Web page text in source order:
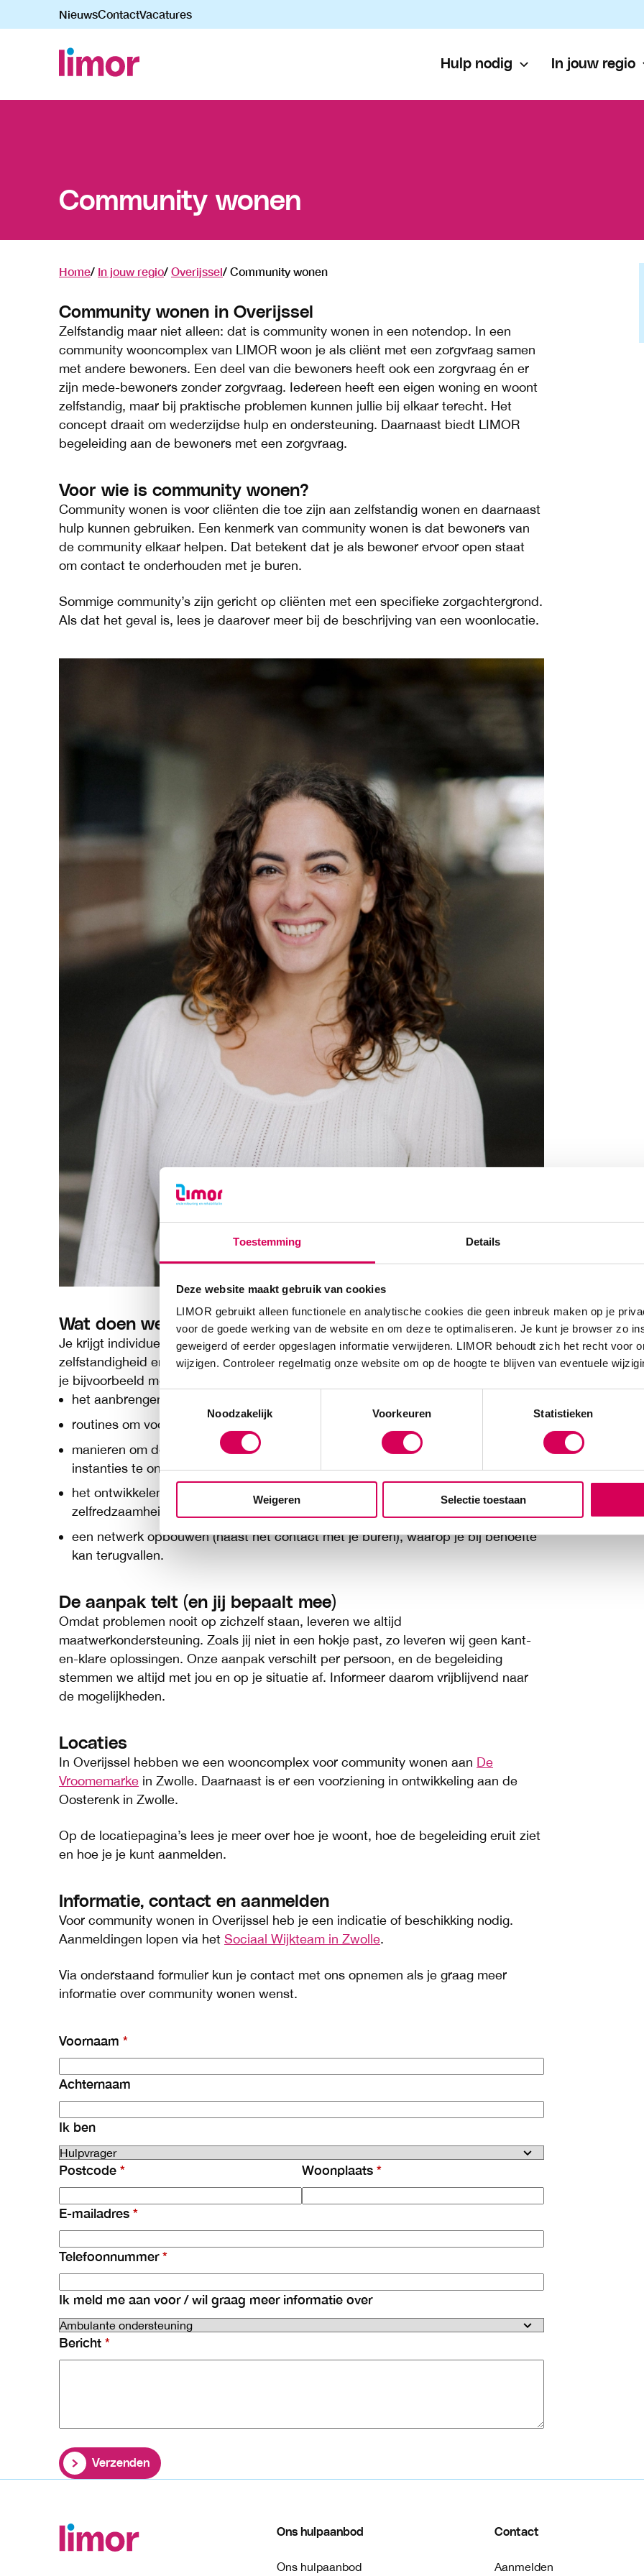
Toestemming Details
Deze website maakt gebruik van cookies
LIMOR gebruikt alleen functionele en analytische cookies die geen inbreuk maken op je
voor de goede werking van de website en om deze te optimaliseren. Je kunt je browser zo
geweigerd of eerder opgeslagen informatie verwijderen. LIMOR behoudt zich het recht voor
wijzigen. Controleer regelmatig onze website om op de hoogte te blijven van eventuele
Toestemmingsselectie
Noodzakelijk
Voorkeuren Statistieken
Weigeren Selectie toestaan
Navigatie
overslaan
NieuwsContactVacatures
Hulp nodig In jouw regio
Community wonen
Home In jouw regio Overijssel Community wonen
Community wonen in Overijssel
Zelfstandig maar niet alleen: dat is community wonen in een notendop. In een
community wooncomplex van LIMOR woon je als cliënt met een zorgvraag samen
met andere bewoners. Een deel van die bewoners heeft ook een zorgvraag én er
zijn mede-bewoners zonder zorgvraag. Iedereen heeft een eigen woning en woont
zelfstandig, maar bij praktische problemen kunnen jullie bij elkaar terecht. Het
concept draait om wederzijdse hulp en ondersteuning. Daarnaast biedt LIMOR
begeleiding aan de bewoners met een zorgvraag.
Voor wie is community wonen?
Community wonen is voor cliënten die toe zijn aan zelfstandig wonen en daarnaast
hulp kunnen gebruiken. Een kenmerk van community wonen is dat bewoners van
de community elkaar helpen. Dat betekent dat je als bewoner ervoor open staat
om contact te onderhouden met je buren.
Sommige community’s zijn gericht op cliënten met een specifieke zorgachtergrond.
Als dat het geval is, lees je daarover meer bij de beschrijving van een woonlocatie.
Wat doen we bij community wonen?
Je krijgt individuele ondersteuning van LIMOR op je weg naar (verdere)
zelfstandigheid en zelfredzaamheid. Je begeleider komt thuis bij je langs en helpt
je bijvoorbeeld met:
het aanbrengen van structuur en een passende dagindeling,
routines om voor het huishouden te zorgen,
manieren om de administratie te doen, geldzaken bij te houden en contact met
instanties te onderhouden,
het ontwikkelen van (zelf)vertrouwen, (zelf)respect, motivatie en
zelfredzaamheid,
een netwerk opbouwen (naast het contact met je buren), waarop je bij behoefte
kan terugvallen.
De aanpak telt (en jij bepaalt mee)
Omdat problemen nooit op zichzelf staan, leveren we altijd
maatwerkondersteuning. Zoals jij niet in een hokje past, zo leveren wij geen kant-
en-klare oplossingen. Onze aanpak verschilt per persoon, en de begeleiding
stemmen we altijd met jou en op je situatie af. Informeer daarom vrijblijvend naar
de mogelijkheden.
Locaties
In Overijssel hebben we een wooncomplex voor community wonen aan De
Vroomemarke in Zwolle. Daarnaast is er een voorziening in ontwikkeling aan de
Oosterenk in Zwolle.
Op de locatiepagina’s lees je meer over hoe je woont, hoe de begeleiding eruit ziet
en hoe je je kunt aanmelden.
Informatie, contact en aanmelden
Voor community wonen in Overijssel heb je een indicatie of beschikking nodig.
Aanmeldingen lopen via het Sociaal Wijkteam in Zwolle.
Via onderstaand formulier kun je contact met ons opnemen als je graag meer
informatie over community wonen wenst.
Voornaam
Achternaam
Ik ben
Postcode Woonplaats
E-mailadres
Telefoonnummer
Ik meld me aan voor / wil graag meer informatie over
Bericht
Verzenden
Ons hulpaanbod
Ons hulpaanbod
Contact
Aanmelden